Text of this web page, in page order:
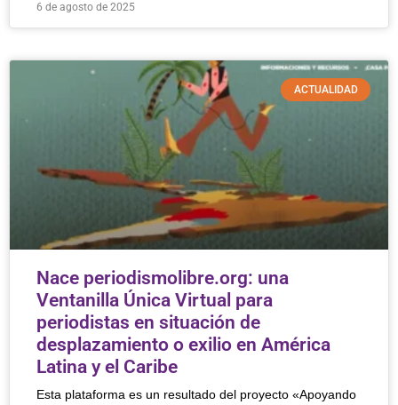
6 de agosto de 2025
ACTUALIDAD
Nace periodismolibre.org: una
Ventanilla Única Virtual para
periodistas en situación de
desplazamiento o exilio en América
Latina y el Caribe
Esta plataforma es un resultado del proyecto «Apoyando